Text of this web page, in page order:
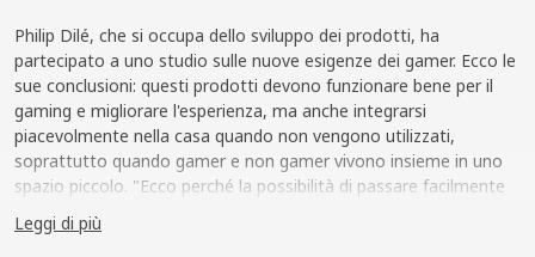
Philip Dilé, che si occupa dello sviluppo dei prodotti, ha
partecipato a uno studio sulle nuove esigenze dei gamer. Ecco le
sue conclusioni: questi prodotti devono funzionare bene per il
gaming e migliorare l'esperienza, ma anche integrarsi
piacevolmente nella casa quando non vengono utilizzati,
soprattutto quando gamer e non gamer vivono insieme in uno
spazio piccolo. "Ecco perché la possibilità di passare facilmente
considerare sono due: design e funzionalità", afferma Philip. È
Leggi di più